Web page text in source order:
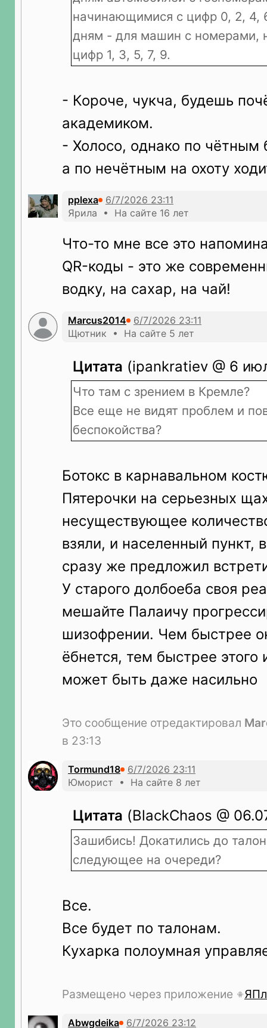
начинающимися с цифр 0, 2, 4,
дням - для машин с номерами,
цифр 1, 3, 5, 7, 9.
- Короче, чукча, будешь
академиком.
- Холосо, однако по чётным
а по нечётным на охоту
pplexa
Ярила • На сайте 16 лет
Что-то мне все это
QR-коды - это же
водку, на сахар, на чай!
Marcus2014
Щютник • На сайте 5 лет
Цитата (ipankratiev @ 6
Что там с зрением в Кремле?
Все еще не видят проблем и
беспокойства?
Ботокс в карнавальном
Пятерочки на серьезных
несуществующее
взяли, и населенный пункт,
сразу же предложил
У старого долбоеба своя
мешайте Палаичу
шизофрении. Чем быстрее
ёбнется, тем быстрее этого
может быть даже насильно
Это сообщение отредактировал
в 23:13
Tormund18
Юморист • На сайте 8 лет
Цитата (BlackChaos @
Зашибись! Докатились до
следующее на очереди?
Все.
Все будет по талонам.
Кухарка полоумная
Размещено через приложение
Abwgdeika